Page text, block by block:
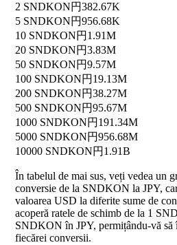
2 SNDKON円382.67K
5 SNDKON円956.68K
10 SNDKON円1.91M
20 SNDKON円3.83M
50 SNDKON円9.57M
100 SNDKON円19.13M
200 SNDKON円38.27M
500 SNDKON円95.67M
1000 SNDKON円191.34M
5000 SNDKON円956.68M
10000 SNDKON円1.91B
În tabelul de mai sus, veți vedea un
conversie de la SNDKON la JPY,
valoarea USD la diferite sume de
acoperă ratele de schimb de la 1
SNDKON în JPY, permițându-vă să
fiecărei conversii.